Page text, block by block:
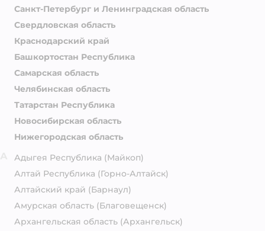
Санкт-Петербург и Ленинградская область
Свердловская область
Краснодарский край
Башкортостан Республика
Самарская область
Челябинская область
Татарстан Республика
Новосибирская область
Нижегородская область
Адыгея Республика (Майкоп)
Алтай Республика (Горно-Алтайск)
Алтайский край (Барнаул)
Амурская область (Благовещенск)
Архангельская область (Архангельск)